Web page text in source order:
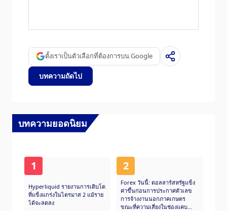
of market stress, investors are more likely to
to its supposed reliability and stability.
Turbulent times are likely to strengthen the
Yen’s value against other currencies seen as
more risky to invest in.
ตั้งเราเป็นตัวเลือกที่ต้องการบน Google
บทความถัดไป
บทความยอดนิยม
1
Hyperliquid รายงานการเติบโต
ที่แข็งแกร่งในไตรมาส 2 แม้ราย
ได้จะลดลง
2
Forex วันนี้: ดอลลาร์สหรัฐแข็ง
ค่าขึ้นก่อนการประกาศตัวเลข
การจ้างงานนอกภาคเกษตร
ขณะที่ความเสี่ยงในช่องแคบ